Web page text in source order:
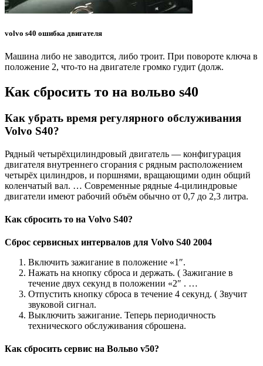
volvo s40 ошибка двигателя
Машина либо не заводится, либо троит. При повороте ключа в
положение 2, что-то на двигателе громко гудит (долж.
Как сбросить то на вольво s40
Как убрать время регулярного обслуживания
Volvo S40?
Рядный четырёхцилиндровый двигатель — конфигурация
двигателя внутреннего сгорания с рядным расположением
четырёх цилиндров, и поршнями, вращающими один общий
коленчатый вал. … Современные рядные 4-цилиндровые
двигатели имеют рабочий объём обычно от 0,7 до 2,3 литра.
Как сбросить то на Volvo S40?
Сброс сервисных интервалов для Volvo S40 2004
Включить зажигание в положение «1″.
Нажать на кнопку сброса и держать. ( Зажигание в
течение двух секунд в положении «2″ . …
Отпустить кнопку сброса в течение 4 секунд. ( Звучит
звуковой сигнал.
Выключить зажигание. Теперь периодичность
технического обслуживания сброшена.
Как сбросить сервис на Вольво v50?